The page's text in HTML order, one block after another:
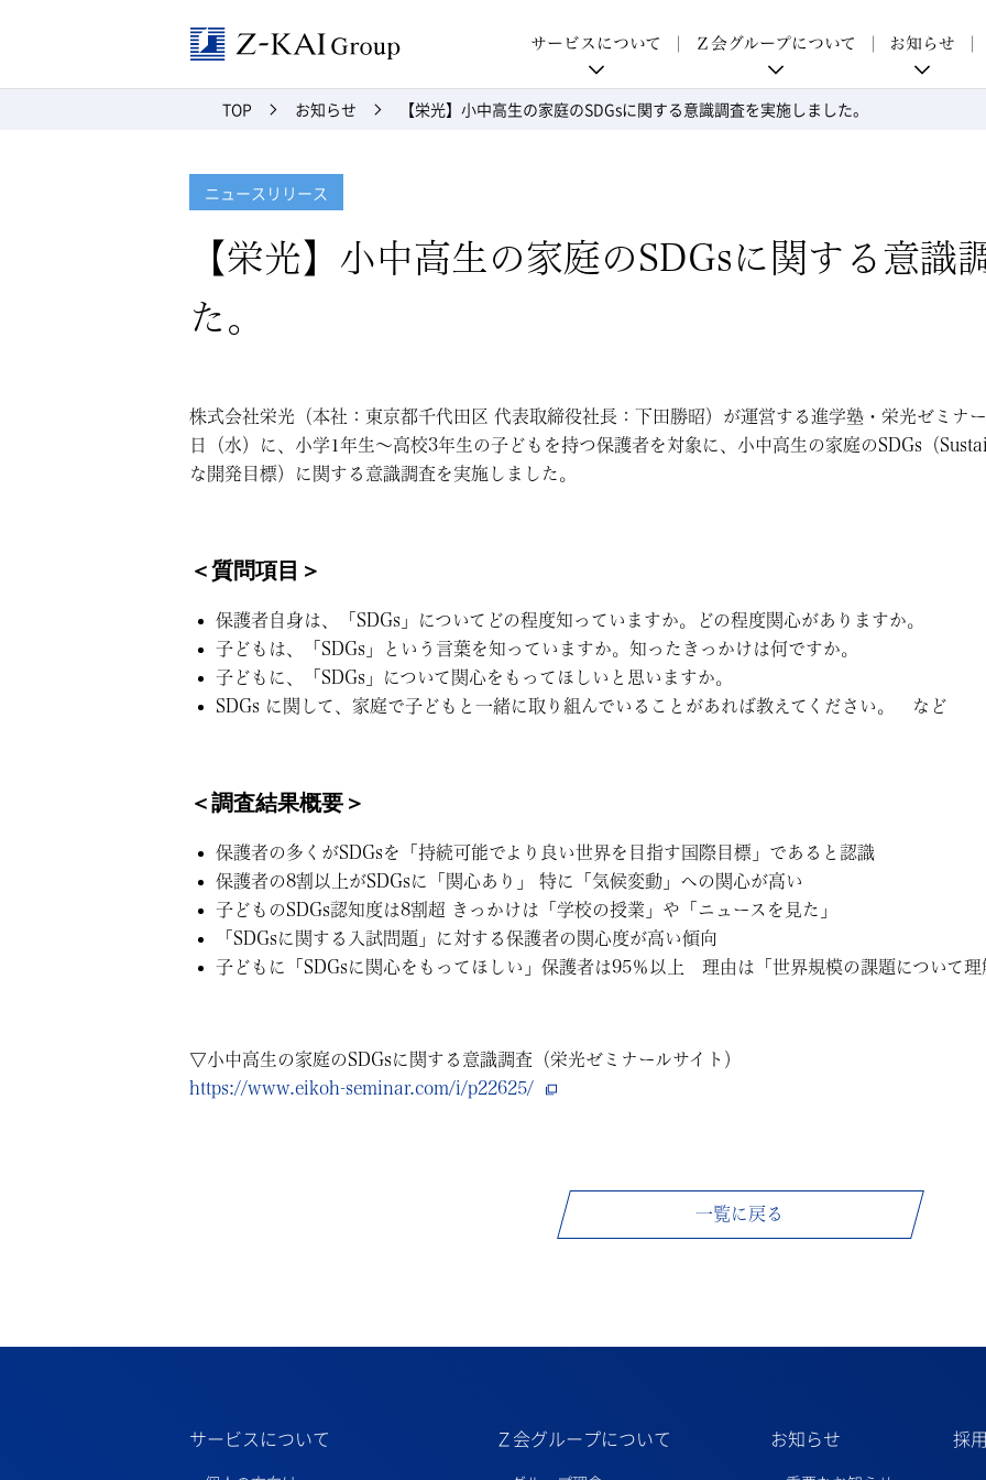
サービスについて Ｚ会グループについて お知らせ
TOP お知らせ 【栄光】小中高生の家庭のSDGsに関する意識調査を実施しました。
ニュースリリース
【栄光】小中高生の家庭のSDGsに関する意識
た。
株式会社栄光（本社：東京都千代田区 代表取締役社長：下田勝昭）が運営する進学塾・栄光ゼミナ
日（水）に、小学1年生～高校3年生の子どもを持つ保護者を対象に、小中高生の家庭のSDGs（
な開発目標）に関する意識調査を実施しました。
＜質問項目＞
保護者自身は、「SDGs」についてどの程度知っていますか。どの程度関心がありますか。
子どもは、「SDGs」という言葉を知っていますか。知ったきっかけは何ですか。
子どもに、「SDGs」について関心をもってほしいと思いますか。
SDGs に関して、家庭で子どもと一緒に取り組んでいることがあれば教えてください。 など
＜調査結果概要＞
保護者の多くがSDGsを「持続可能でより良い世界を目指す国際目標」であると認識
保護者の8割以上がSDGsに「関心あり」 特に「気候変動」への関心が高い
子どものSDGs認知度は8割超 きっかけは「学校の授業」や「ニュースを見た」
「SDGsに関する入試問題」に対する保護者の関心度が高い傾向
子どもに「SDGsに関心をもってほしい」保護者は95％以上 理由は「世界規模の課題について理
▽小中高生の家庭のSDGsに関する意識調査（栄光ゼミナールサイト）
https://www.eikoh-seminar.com/i/p22625/
一覧に戻る
サービスについて Ｚ会グループについて お知らせ 採